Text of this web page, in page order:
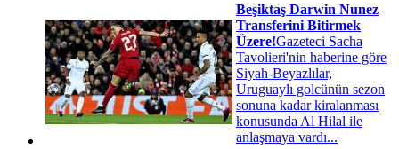
Beşiktaş Darwin Nunez
Transferini Bitirmek
Üzere!Gazeteci Sacha
Tavolieri'nin haberine göre
Siyah-Beyazlılar,
Uruguaylı golcünün sezon
sonuna kadar kiralanması
konusunda Al Hilal ile
anlaşmaya vardı...